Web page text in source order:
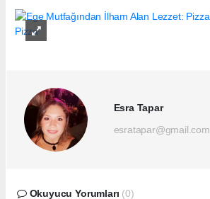
Esra Tapar
esratapar@gmail.com
Okuyucu Yorumları (0)